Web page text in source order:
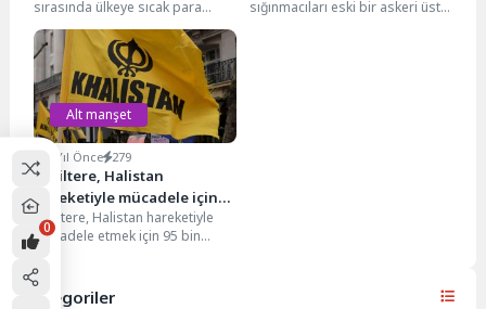
sırasında ülkeye sıcak para
girişini kolaylaştırmak için
2012'de emlak alımı ve yatırım...
sığınmacıları eski bir askeri üste
Alt manşet
3 Yıl Önce 279
İngiltere, Halistan
hareketiyle mücadele için
kaynak ayıracak
İngiltere, Halistan hareketiyle
mücadele etmek için 95 bin
sterlin değerinde kaynak
ayırmaya karar verdi. İngiltere...
Kategoriler
0